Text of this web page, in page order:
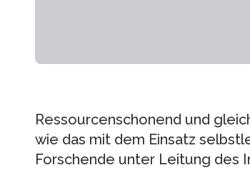
Ressourcenschonend und
wie das mit dem Einsatz
Forschende unter Leitung des